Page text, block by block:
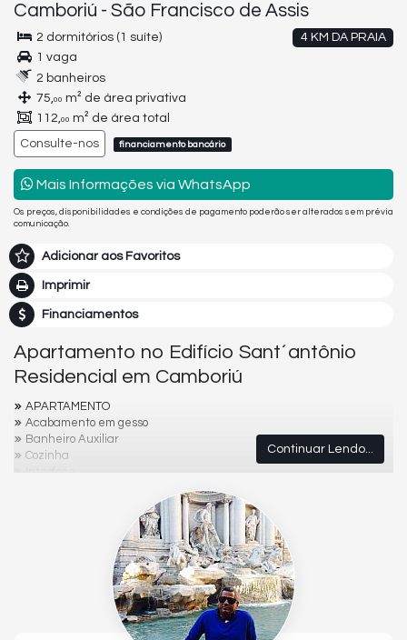
Camboriú - São Francisco de Assis
4 KM DA PRAIA
2 dormitórios (1 suíte)
1 vaga
2 banheiros
75,00 m² de área privativa
112,00 m² de área total
Consulte-nos
financiamento bancário
Mais Informações via WhatsApp
Os preços, disponibilidades e condições de pagamento poderão ser alterados sem prévia
comunicação.
Adicionar aos Favoritos
Imprimir
Financiamentos
Apartamento no Edifício Sant´antônio
Residencial em Camboriú
APARTAMENTO
Acabamento em gesso
Banheiro Auxiliar
Cozinha
Interfone
Infraestrutura para água quente
Hidrômetro Individual
Continuar Lendo...